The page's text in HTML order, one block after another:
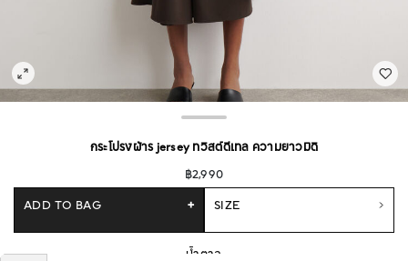
กระโปรงผ้าร jersey ทวิสต์ดีเทล ความยาวมิดิ
฿2,990
SIZE
ADD TO BAG +
น้ำตาล